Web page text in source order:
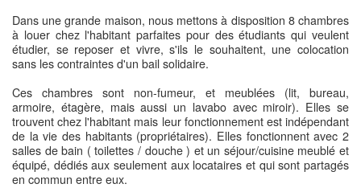
Dans une grande maison, nous mettons à disposition 8 chambres
à louer chez l'habitant parfaites pour des étudiants qui veulent
étudier, se reposer et vivre, s'ils le souhaitent, une colocation
sans les contraintes d'un bail solidaire.
Ces chambres sont non-fumeur, et meublées (lit, bureau,
armoire, étagère, mais aussi un lavabo avec miroir). Elles se
trouvent chez l'habitant mais leur fonctionnement est indépendant
de la vie des habitants (propriétaires). Elles fonctionnent avec 2
salles de bain ( toilettes / douche ) et un séjour/cuisine meublé et
équipé, dédiés aux seulement aux locataires et qui sont partagés
en commun entre eux.